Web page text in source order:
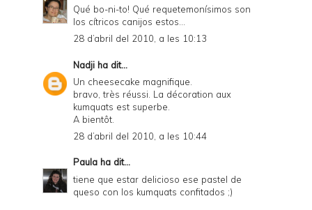
Qué bo-ni-to! Qué requetemonísimos son
los cítricos canijos estos...
28 d’abril del 2010, a les 10:13
Nadji ha dit...
Un cheesecake magnifique.
bravo, très réussi. La décoration aux
kumquats est superbe.
A bientôt.
28 d’abril del 2010, a les 10:44
Paula ha dit...
tiene que estar delicioso ese pastel de
queso con los kumquats confitados ;)